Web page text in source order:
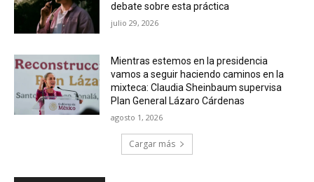
debate sobre esta práctica
julio 29, 2026
Mientras estemos en la presidencia
vamos a seguir haciendo caminos en la
mixteca: Claudia Sheinbaum supervisa
Plan General Lázaro Cárdenas
agosto 1, 2026
Cargar más